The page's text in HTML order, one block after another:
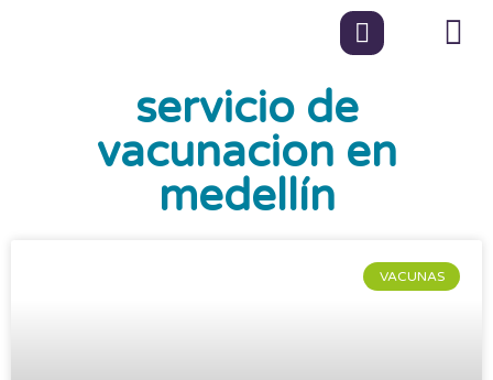
servicio de
vacunacion en
medellín
VACUNAS